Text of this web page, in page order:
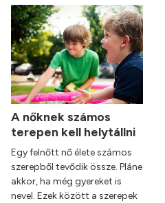
A nőknek számos
terepen kell helytállni
Egy felnőtt nő élete számos
szerepből tevődik össze. Pláne
akkor, ha még gyereket is
nevel. Ezek között a szerepek